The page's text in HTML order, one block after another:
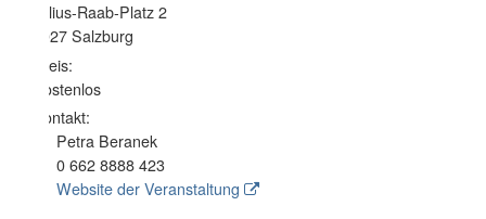
Julius-Raab-Platz 2
5027 Salzburg
Preis:
Kostenlos
Kontakt:
Petra Beranek
0 662 8888 423
Website der Veranstaltung